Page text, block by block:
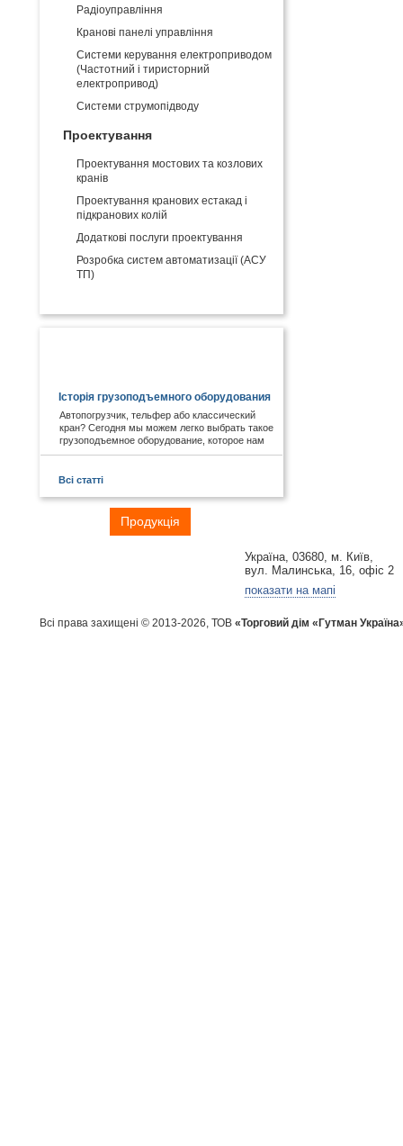
Радіоуправління
Кранові панелі управління
Системи керування електроприводом
(Частотний і тиристорний
електропривод)
Системи струмопідводу
Проектування
Проектування мостових та козлових
кранів
Проектування кранових естакад і
підкранових колій
Додаткові послуги проектування
Розробка систем автоматизації (АСУ
ТП)
Історія грузоподъемного оборудования
Автопогрузчик, тельфер або классический
кран? Сегодня мы можем легко выбрать такое
грузоподъемное оборудование, которое нам
необходимо. А знаете ли Вы, что первые виды
древности. Примером служат известные
гидротехнические объекты Китая.
Всі статті
Продукція
Україна, 03680, м. Київ,
вул. Малинська, 16, офіс 2
показати на мапі
Всі права захищені © 2013-2026, ТОВ «Торговий дім «Гутман